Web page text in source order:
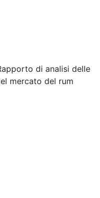
di analisi delle
mercato del rum